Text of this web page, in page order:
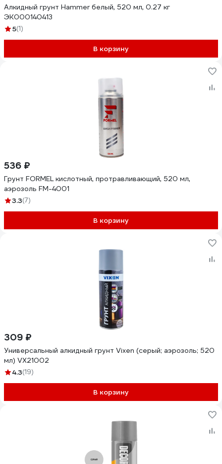
Алкидный грунт Hammer белый, 520 мл, 0.27 кг
ЭК000140413
5(1)
В корзину
536 ₽
Грунт FORMEL кислотный, протравливающий, 520 мл,
аэрозоль FM-4001
3.3(7)
В корзину
309 ₽
Универсальный алкидный грунт Vixen (серый; аэрозоль; 520
мл) VX21002
4.3(19)
В корзину